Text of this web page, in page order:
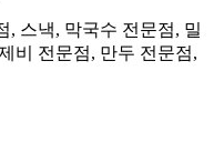
, 스낵, 막국수 전문점, 밀
비 전문점, 만두 전문점,